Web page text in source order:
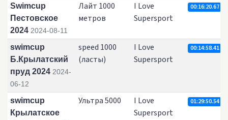
Swimcup
Пестовское
2024 2024-08-11
Лайт 1000
метров
I Love
Supersport
00:16:20.67
swimcup
Б.Крылатский
пруд 2024 2024-
06-12
speed 1000
(ласты)
I Love
Supersport
00:14:58.41
swimcup
Крылатское
Ультра 5000
I Love
Supersport
01:29:50.54